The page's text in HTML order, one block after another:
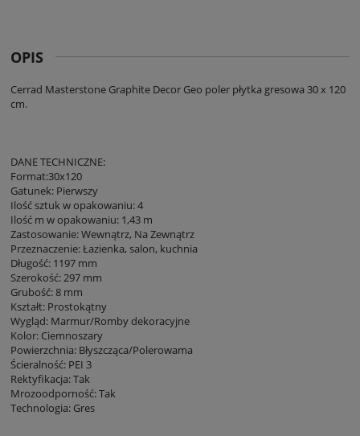
OPIS
Cerrad Masterstone Graphite Decor Geo poler płytka gresowa 30 x 120
cm.
DANE TECHNICZNE:
Format:30x120
Gatunek: Pierwszy
Ilość sztuk w opakowaniu: 4
Ilość m w opakowaniu: 1,43 m
Zastosowanie: Wewnątrz, Na Zewnątrz
Przeznaczenie: Łazienka, salon, kuchnia
Długość: 1197 mm
Szerokość: 297 mm
Grubość: 8 mm
Kształt: Prostokątny
Wygląd: Marmur/Romby dekoracyjne
Kolor: Ciemnoszary
Powierzchnia: Błyszcząca/Polerowama
Ścieralność: PEI 3
Rektyfikacja: Tak
Mrozoodporność: Tak
Technologia: Gres